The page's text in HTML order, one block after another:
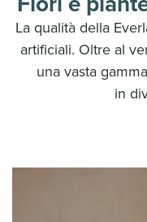
La qualità della
artificiali. Oltre al
una vasta
in